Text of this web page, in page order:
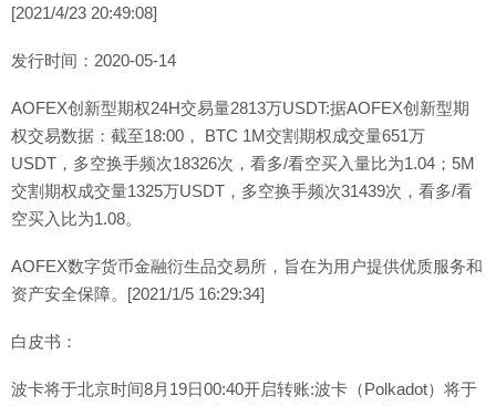
[2021/4/23 20:49:08]
发行时间：2020-05-14
AOFEX创新型期权24H交易量2813万USDT:据AOFEX创新型期
权交易数据：截至18:00， BTC 1M交割期权成交量651万
USDT，多空换手频次18326次，看多/看空买入量比为1.04；5M
交割期权成交量1325万USDT，多空换手频次31439次，看多/看
空买入比为1.08。
AOFEX数字货币金融衍生品交易所，旨在为用户提供优质服务和
资产安全保障。[2021/1/5 16:29:34]
白皮书：
波卡将于北京时间8月19日00:40开启转账:波卡（Polkadot）将于